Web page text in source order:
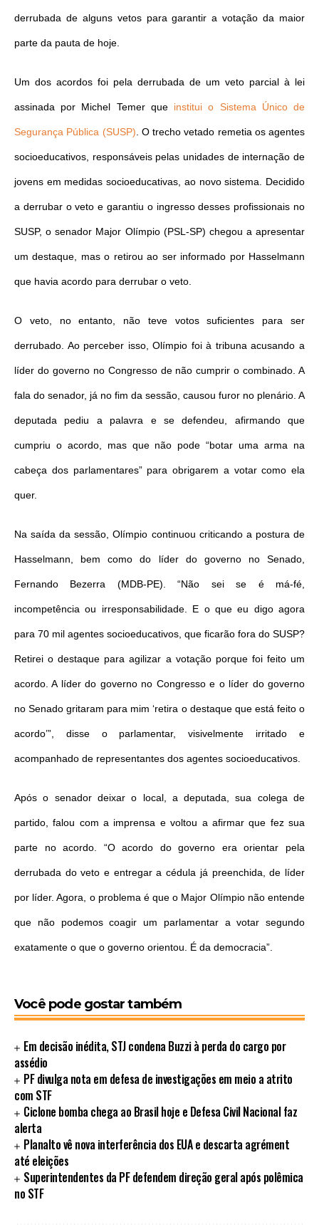
derrubada de alguns vetos para garantir a votação da maior
parte da pauta de hoje.
Um dos acordos foi pela derrubada de um veto parcial à lei
assinada por Michel Temer queinstitui o Sistema Único de
Segurança Pública (SUSP) . O trecho vetado remetia os agentes
socioeducativos, responsáveis pelas unidades de internação de
jovens em medidas socioeducativas, ao novo sistema. Decidido
a derrubar o veto e garantiu o ingresso desses profissionais no
SUSP, o senador Major Olímpio (PSL-SP) chegou a apresentar
um destaque, mas o retirou ao ser informado por Hasselmann
que havia acordo para derrubar o veto.
O veto, no entanto, não teve votos suficientes para ser
derrubado. Ao perceber isso, Olímpio foi à tribuna acusando a
líder do governo no Congresso de não cumprir o combinado. A
fala do senador, já no fim da sessão, causou furor no plenário. A
deputada pediu a palavra e se defendeu, afirmando que
cumpriu o acordo, mas que não pode “botar uma arma na
cabeça dos parlamentares” para obrigarem a votar como ela
quer.
Na saída da sessão, Olímpio continuou criticando a postura de
Hasselmann, bem como do líder do governo no Senado,
Fernando Bezerra (MDB-PE). “Não sei se é má-fé,
incompetência ou irresponsabilidade. E o que eu digo agora
para 70 mil agentes socioeducativos, que ficarão fora do SUSP?
Retirei o destaque para agilizar a votação porque foi feito um
acordo. A líder do governo no Congresso e o líder do governo
no Senado gritaram para mim ‘retira o destaque que está feito o
acordo’”, disse o parlamentar, visivelmente irritado e
acompanhado de representantes dos agentes socioeducativos.
Após o senador deixar o local, a deputada, sua colega de
partido, falou com a imprensa e voltou a afirmar que fez sua
parte no acordo. “O acordo do governo era orientar pela
derrubada do veto e entregar a cédula já preenchida, de líder
por líder. Agora, o problema é que o Major Olímpio não entende
que não podemos coagir um parlamentar a votar segundo
exatamente o que o governo orientou. É da democracia”.
Você pode gostar também
Em decisão inédita, STJ condena Buzzi à perda do cargo por
assédio
PF divulga nota em defesa de investigações em meio a atrito
com STF
Ciclone bomba chega ao Brasil hoje e Defesa Civil Nacional faz
alerta
Planalto vê nova interferência dos EUA e descarta agrément
até eleições
Superintendentes da PF defendem direção geral após polêmica
no STF